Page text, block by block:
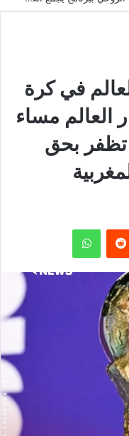
في كرة
أنظار العالم مساء
اليوم الجمعة وSRNT تظفر بحق